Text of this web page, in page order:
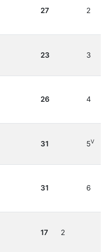
27 2
23 3
26 4
31 5V
31 6
17 2